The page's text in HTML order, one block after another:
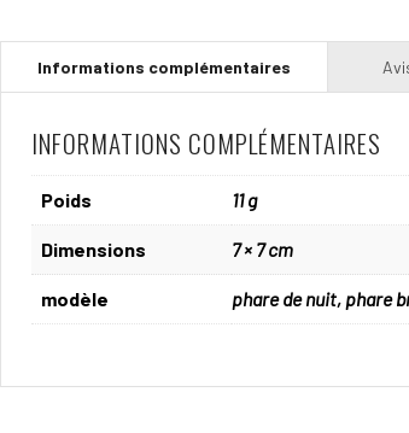
INFORMATIONS COMPLÉMENTAIRES
Poids 11 g
Dimensions 7 × 7 cm
modèle phare de nuit, phare